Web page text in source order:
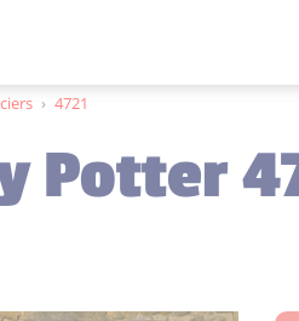
› 4721
Potter